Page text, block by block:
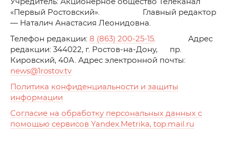
Учредитель: Акционерное общество Телеканал
«Первый Ростовский». Главный редактор
— Наталич Анастасия Леонидовна.
Телефон редакции: 8 (863) 200-25-15. Адрес
редакции: 344022, г. Ростов-на-Дону, пр.
Кировский, 40А. Адрес электронной почты:
news@1rostov.tv
Политика конфиденциальности и защиты
информации
Согласие на обработку персональных данных с
помощью сервисов Yandex.Metrika, top.mail.ru